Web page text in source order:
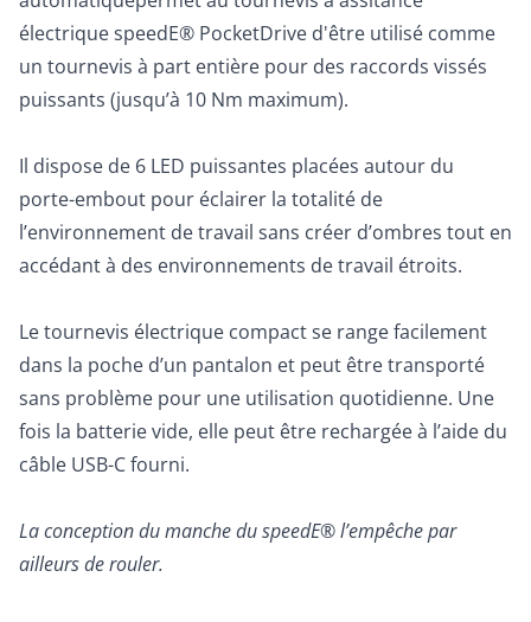
électrique speedE® PocketDrive d'être utilisé comme
un tournevis à part entière pour des raccords vissés
puissants (jusqu’à 10 Nm maximum).
Il dispose de 6 LED puissantes placées autour du
porte-embout pour éclairer la totalité de
l’environnement de travail sans créer d’ombres tout en
accédant à des environnements de travail étroits.
Le tournevis électrique compact se range facilement
dans la poche d’un pantalon et peut être transporté
sans problème pour une utilisation quotidienne. Une
fois la batterie vide, elle peut être rechargée à l’aide du
câble USB-C fourni.
La conception du manche du speedE® l’empêche par
ailleurs de rouler.